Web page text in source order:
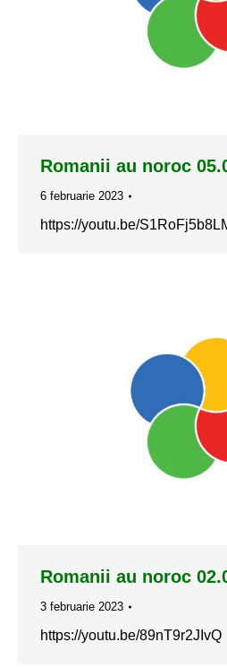
Romanii au noroc
6 februarie 2023
https://youtu.be/
Romanii au noroc
3 februarie 2023
https://youtu.be/89nT9r2JIvQ